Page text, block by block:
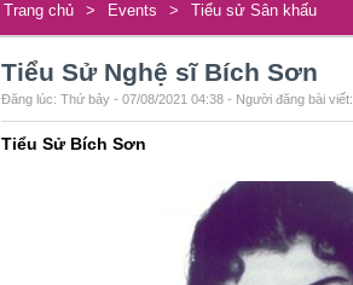
Trang chủ > Events > Tiểu sử Sân khấu
Tiểu Sử Nghệ sĩ Bích Sơn
Đăng lúc: Thứ bảy - 07/08/2021 04:38 - Người đăng bài viết:
Tiểu Sử Bích Sơn